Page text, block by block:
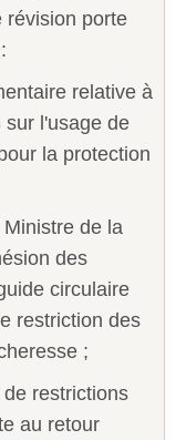
révision porte
relative à
sur l'usage de
la protection
Ministre de la
des
circulaire
restriction des
;
restrictions
au retour